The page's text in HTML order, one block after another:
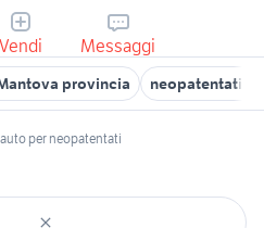
Vendi Messaggi
provincia neopatentati in
auto per neopatentati